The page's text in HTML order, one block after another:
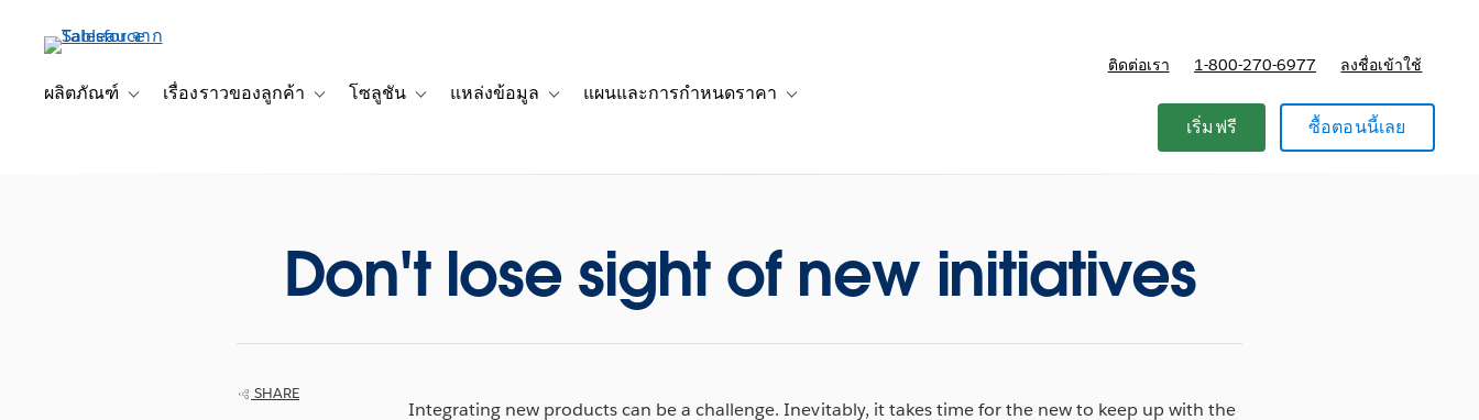
เนื้อหาผลิตภัณฑ์
Toggle sub-navigation for ผลิตภัณฑ์
เรื่องราวของลูกค้า
Toggle sub-navigation for เรื่องราวของลูกค้า
โซลูชัน
Toggle sub-navigation for โซลูชัน
แหล่งข้อมูล แผนและการกำหนดราคา
ติดต่อเรา 1-800-270-6977 ลงชื่อเข้าใช้
เริ่มฟรี ซื้อตอนนี้เลย
Don't lose sight of new initiatives
SHARE
Integrating new products can be a challenge. Inevitably, it takes time for the new to keep up with the